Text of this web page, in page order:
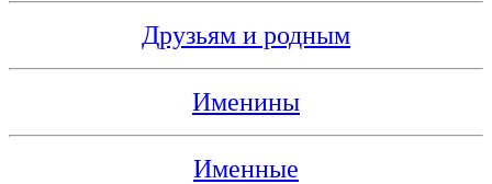
Друзьям и родным
Именины
Именные